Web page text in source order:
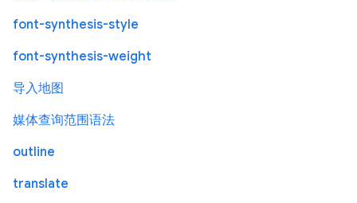
font-synthesis-style
font-synthesis-weight
导入地图
媒体查询范围语法
outline
translate